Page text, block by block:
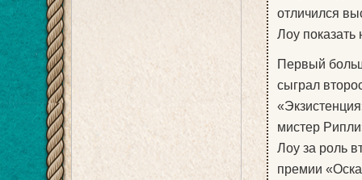
отличился
Лоу показать
Первый
сыграл
мистер
Лоу за роль
премии